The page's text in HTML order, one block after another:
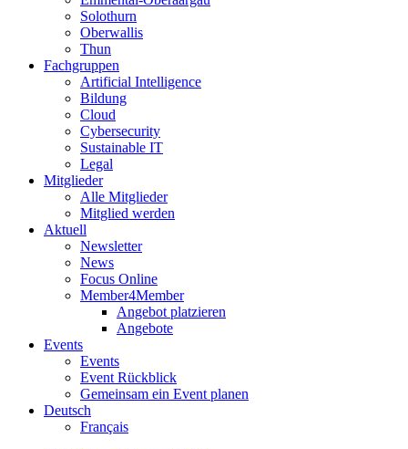
Solothurn
Oberwallis
Thun
Fachgruppen
Artificial Intelligence
Bildung
Cloud
Cybersecurity
Sustainable IT
Legal
Mitglieder
Alle Mitglieder
Mitglied werden
Aktuell
Newsletter
News
Focus Online
Member4Member
Angebot platzieren
Angebote
Events
Events
Event Rückblick
Gemeinsam ein Event planen
Deutsch
Français